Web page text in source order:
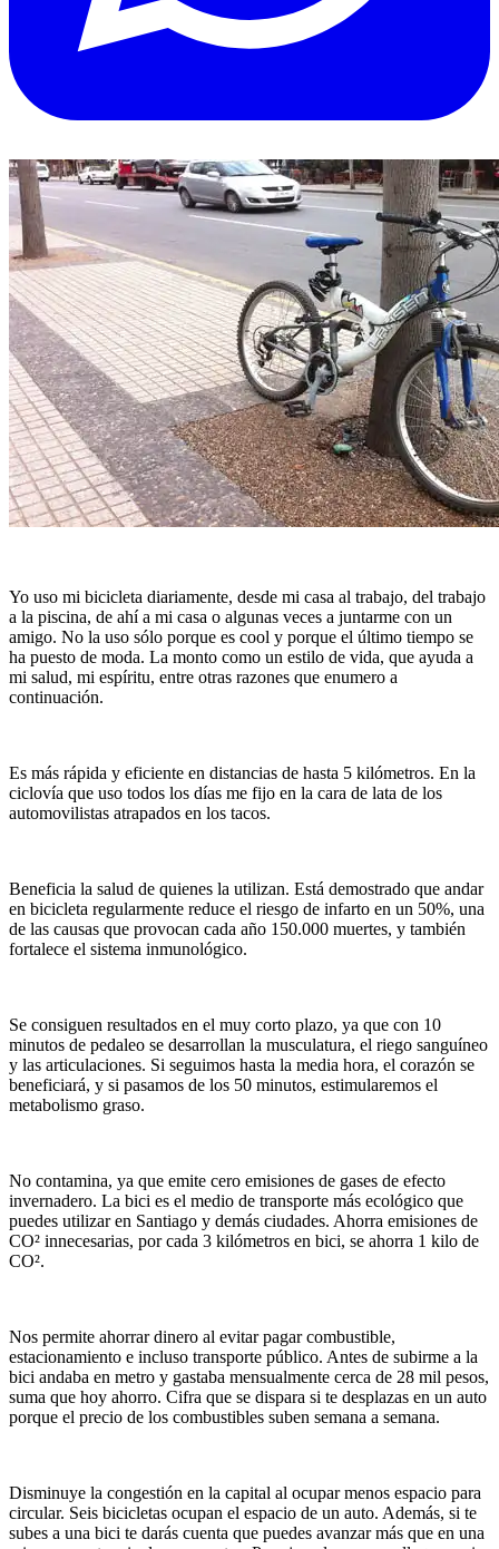
Yo uso mi bicicleta diariamente, desde mi casa al trabajo, del trabajo
a la piscina, de ahí a mi casa o algunas veces a juntarme con un
amigo. No la uso sólo porque es cool y porque el último tiempo se
ha puesto de moda. La monto como un estilo de vida, que ayuda a
mi salud, mi espíritu, entre otras razones que enumero a
continuación.
Es más rápida y eficiente en distancias de hasta 5 kilómetros. En la
ciclovía que uso todos los días me fijo en la cara de lata de los
automovilistas atrapados en los tacos.
Beneficia la salud de quienes la utilizan. Está demostrado que andar
en bicicleta regularmente reduce el riesgo de infarto en un 50%, una
de las causas que provocan cada año 150.000 muertes, y también
fortalece el sistema inmunológico.
Se consiguen resultados en el muy corto plazo, ya que con 10
minutos de pedaleo se desarrollan la musculatura, el riego sanguíneo
y las articulaciones. Si seguimos hasta la media hora, el corazón se
beneficiará, y si pasamos de los 50 minutos, estimularemos el
metabolismo graso.
No contamina, ya que emite cero emisiones de gases de efecto
invernadero. La bici es el medio de transporte más ecológico que
puedes utilizar en Santiago y demás ciudades. Ahorra emisiones de
CO² innecesarias, por cada 3 kilómetros en bici, se ahorra 1 kilo de
CO².
Nos permite ahorrar dinero al evitar pagar combustible,
estacionamiento e incluso transporte público. Antes de subirme a la
bici andaba en metro y gastaba mensualmente cerca de 28 mil pesos,
suma que hoy ahorro. Cifra que se dispara si te desplazas en un auto
porque el precio de los combustibles suben semana a semana.
Disminuye la congestión en la capital al ocupar menos espacio para
circular. Seis bicicletas ocupan el espacio de un auto. Además, si te
subes a una bici te darás cuenta que puedes avanzar más que en una